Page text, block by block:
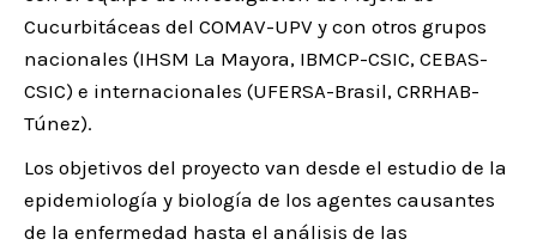
Cucurbitáceas del COMAV-UPV y con otros grupos
nacionales (IHSM La Mayora, IBMCP-CSIC, CEBAS-
CSIC) e internacionales (UFERSA-Brasil, CRRHAB-
Túnez).
Los objetivos del proyecto van desde el estudio de la
epidemiología y biología de los agentes causantes
de la enfermedad hasta el análisis de las